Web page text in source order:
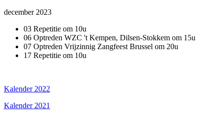
december 2023
03 Repetitie om 10u
06 Optreden WZC 't Kempen, Dilsen-Stokkem om 15u
07 Optreden Vrijzinnig Zangfeest Brussel om 20u
17 Repetitie om 10u
Kalender 2022
Kalender 2021